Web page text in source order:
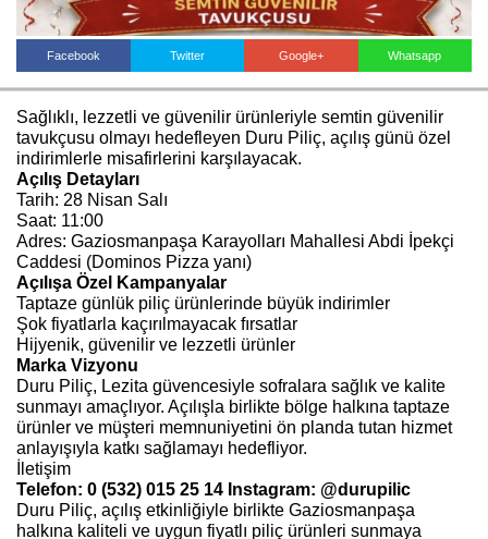
Facebook Twitter Google+ Whatsapp
Sağlıklı, lezzetli ve güvenilir ürünleriyle semtin güvenilir
tavukçusu olmayı hedefleyen Duru Piliç, açılış günü özel
indirimlerle misafirlerini karşılayacak.
Açılış Detayları
Tarih: 28 Nisan Salı
Saat: 11:00
Adres: Gaziosmanpaşa Karayolları Mahallesi Abdi İpekçi
Caddesi (Dominos Pizza yanı)
Açılışa Özel Kampanyalar
Taptaze günlük piliç ürünlerinde büyük indirimler
Şok fiyatlarla kaçırılmayacak fırsatlar
Hijyenik, güvenilir ve lezzetli ürünler
Marka Vizyonu
Duru Piliç, Lezita güvencesiyle sofralara sağlık ve kalite
sunmayı amaçlıyor. Açılışla birlikte bölge halkına taptaze
ürünler ve müşteri memnuniyetini ön planda tutan hizmet
anlayışıyla katkı sağlamayı hedefliyor.
İletişim
Telefon: 0 (532) 015 25 14 Instagram: @durupilic
Duru Piliç, açılış etkinliğiyle birlikte Gaziosmanpaşa
halkına kaliteli ve uygun fiyatlı piliç ürünleri sunmaya
Haberin Doğru Adresi.